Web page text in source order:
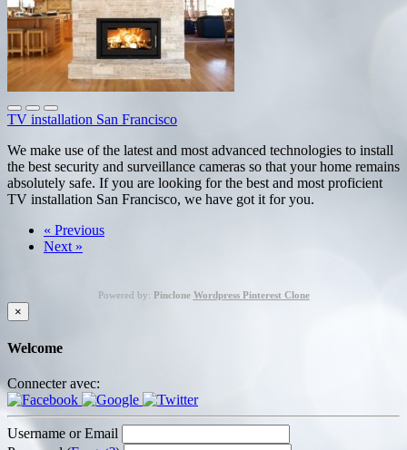
TV installation San Francisco
We make use of the latest and most advanced technologies to install
the best security and surveillance cameras so that your home remains
absolutely safe. If you are looking for the best and most proficient
TV installation San Francisco, we have got it for you.
« Previous
Next »
Powered by: Pinclone Wordpress Pinterest Clone
×
Welcome
Connecter avec:
Username or Email